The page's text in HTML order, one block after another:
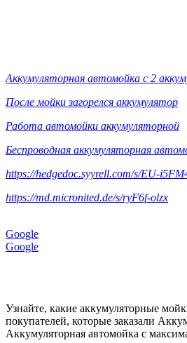
Аккумуляторная автомойка с 2
После мойки загорелся аккумулятор
Работа автомойки аккумуляторной
Беспроводная аккумуляторная
https://hedgedoc.syyrell.com/s/EU-
https://md.micronited.de/s/ryF6f-olzx
Google
Google
Узнайте, какие аккумуляторные
покупателей, которые заказали
Аккумуляторная автомойка с